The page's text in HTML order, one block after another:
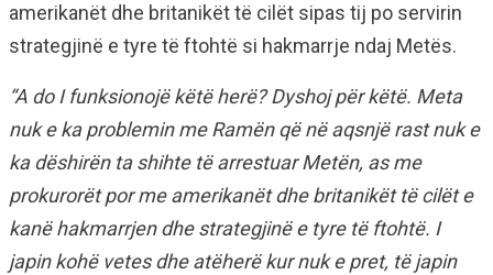
amerikanët dhe britanikët të cilët sipas tij po servirin
strategjinë e tyre të ftohtë si hakmarrje ndaj Metës.
“A do I funksionojë këtë herë? Dyshoj për këtë. Meta
nuk e ka problemin me Ramën që në aqsnjë rast nuk e
ka dëshirën ta shihte të arrestuar Metën, as me
prokurorët por me amerikanët dhe britanikët të cilët e
kanë hakmarrjen dhe strategjinë e tyre të ftohtë. I
japin kohë vetes dhe atëherë kur nuk e pret, të japin